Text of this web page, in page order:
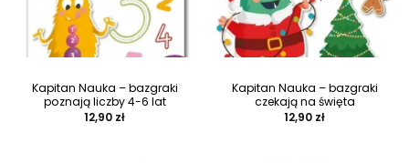
Kapitan Nauka – bazgraki
poznają liczby 4-6 lat
12,90 zł
Kapitan Nauka – bazgraki
czekają na święta
12,90 zł